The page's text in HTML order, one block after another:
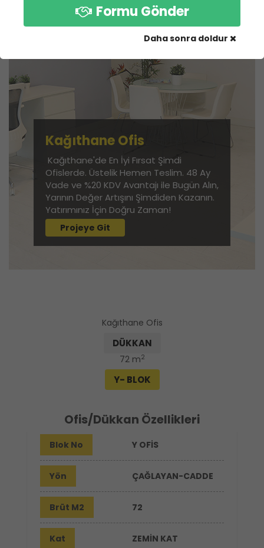
Formu Gönder
Daha sonra doldur
Kağıthane Ofis
Kağıthane'de En İyi Fırsat Şimdi
Ofislerde. Üstelik Hemen Teslim. 48 Ay
Vade ve %20 KDV Avantajı ile Bugün Alın,
Yarının Değer Artışını Şimdiden Kazanın.
Yatırımınız İçin Doğru Zaman!
Projeye Git
Kağıthane Ofis
DÜKKAN
72 m2
Y- BLOK
Ofis/Dükkan Özellikleri
Blok No Y OFİS
Yön ÇAĞLAYAN-CADDE
Brüt M2 72
Kat ZEMİN KAT